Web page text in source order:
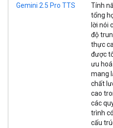
Gemini 2.5 Pro TTS
Tính
tổng
lời nói
độ
thực
được
ưu
mang
chất
cao
các
trình có
cấu